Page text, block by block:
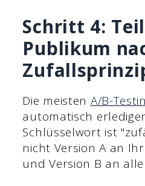
Schritt 4:
Publikum
Die meisten A/B-
automatisch
Schlüsselwort ist
nicht Version A an
und Version B an